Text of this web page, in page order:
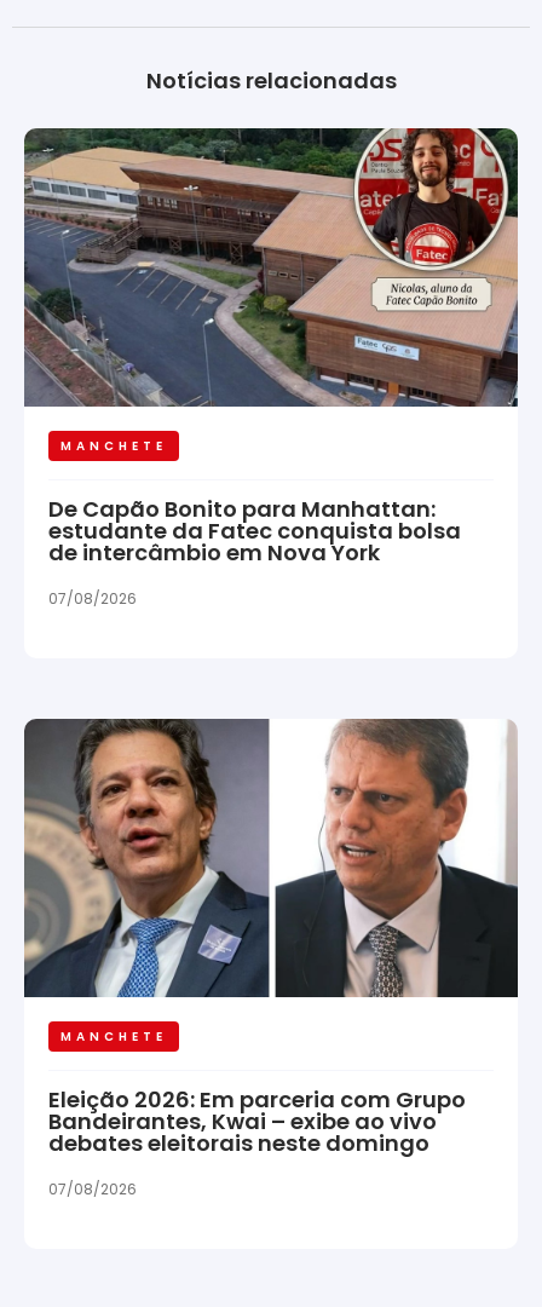
Notícias relacionadas
MANCHETE
De Capão Bonito para Manhattan:
estudante da Fatec conquista bolsa
de intercâmbio em Nova York
07/08/2026
MANCHETE
Eleição 2026: Em parceria com Grupo
Bandeirantes, Kwai – exibe ao vivo
debates eleitorais neste domingo
07/08/2026